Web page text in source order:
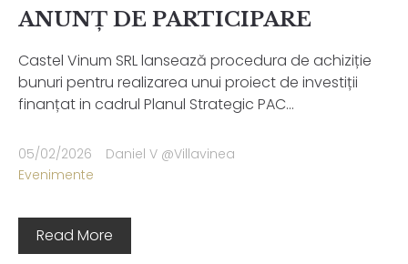
ANUNȚ DE PARTICIPARE
Castel Vinum SRL lansează procedura de achiziție
bunuri pentru realizarea unui proiect de investiții
finanțat in cadrul Planul Strategic PAC...
05/02/2026
Daniel V @Villavinea
Evenimente
Read More
Nume utilizator sau adresă email
Parolă
Ține-mă minte